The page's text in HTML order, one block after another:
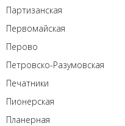
Партизанская
Первомайская
Перово
Петровско-Разумовская
Печатники
Пионерская
Планерная